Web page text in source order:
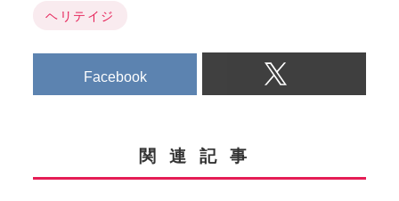
ヘリテイジ
Facebook
関連記事